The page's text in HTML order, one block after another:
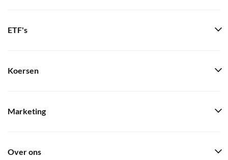
ETF's
Koersen
Marketing
Over ons